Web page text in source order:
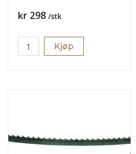
Pris
kr 298 /stk
Kjøp